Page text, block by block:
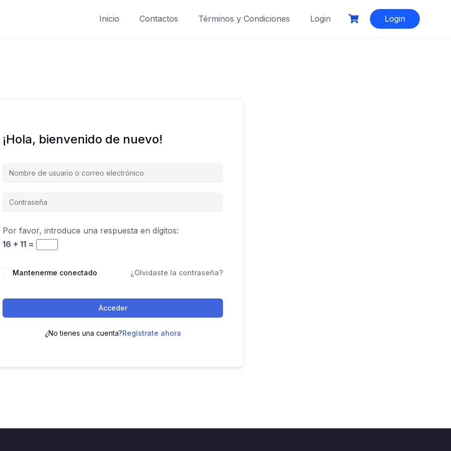
Inicio Contactos Términos y Condiciones Login Login
¡Hola, bienvenido de nuevo!
Por favor, introduce una respuesta en dígitos:
16 + 11 =
Mantenerme conectado ¿Olvidaste la contraseña?
Acceder
¿No tienes una cuenta?Regístrate ahora